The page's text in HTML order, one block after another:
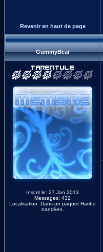
Revenir en haut de page
GummyBear
Inscrit le: 27 Jan 2013
Messages: 432
Localisation: Dans un paquet Haribo
nancéen.